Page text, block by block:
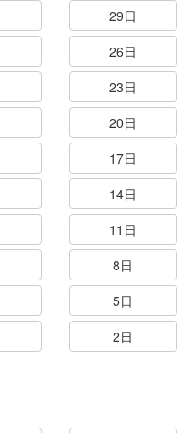
29日
26日
23日
20日
17日
14日
11日
8日
5日
2日